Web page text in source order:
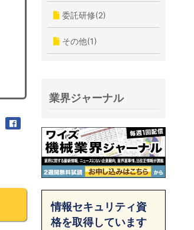
委託研修(2)
その他(1)
業界ジャーナル
情報セキュリティ資
格を取得しています